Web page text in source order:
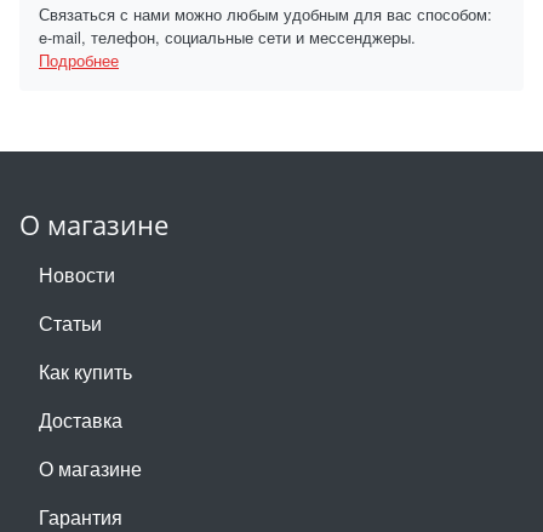
Связаться с нами можно любым удобным для вас способом:
e-mail, телефон, социальные сети и мессенджеры.
Подробнее
О магазине
Новости
Статьи
Как купить
Доставка
О магазине
Гарантия